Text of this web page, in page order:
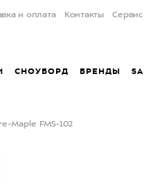
и оплата Контакты Сервис
СНОУБОРД БРЕНДЫ
Maple FMS-102